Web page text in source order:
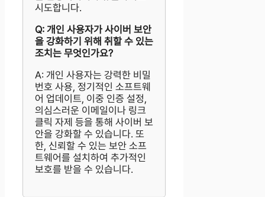
시도합니다.
Q: 개인 사용자가 사이버 보안
을 강화하기 위해 취할 수 있는
조치는 무엇인가요?
A: 개인 사용자는 강력한 비밀
번호 사용, 정기적인 소프트웨
어 업데이트, 이중 인증 설정,
의심스러운 이메일이나 링크
클릭 자제 등을 통해 사이버 보
안을 강화할 수 있습니다. 또
한, 신뢰할 수 있는 보안 소프
트웨어를 설치하여 추가적인
보호를 받을 수 있습니다.